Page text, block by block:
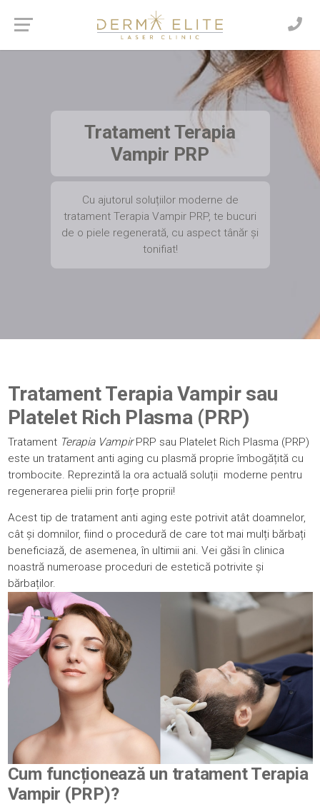
Tratament Terapia
Vampir PRP
Cu ajutorul soluțiilor moderne de
tratament Terapia Vampir PRP, te bucuri
de o piele regenerată, cu aspect tânăr și
tonifiat!
Tratament Terapia Vampir sau
Platelet Rich Plasma (PRP)
Tratament Terapia VampirPRP sau Platelet Rich Plasma (PRP)
este un tratament anti aging cu plasmă proprie îmbogățită cu
trombocite. Reprezintă la ora actuală soluții moderne pentru
regenerarea pielii prin forțe proprii!
Acest tip de tratament anti aging este potrivit atât doamnelor,
cât și domnilor, fiind o procedură de care tot mai mulți bărbați
beneficiază, de asemenea, în ultimii ani. Vei găsi în clinica
noastră numeroase proceduri de estetică potrivite și
bărbaților.
Cum funcționează un tratament Terapia
Vampir (PRP)?